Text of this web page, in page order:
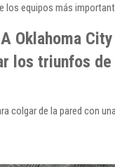
los equipos más
Oklahoma
los triunfos de
colgar de la pared con